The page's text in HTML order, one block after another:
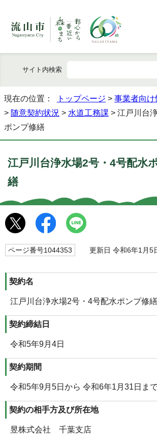
サイト内検索
現在の位置： トップページ > 事業者向け
> 随意契約状況 > 水道工務課 > 江戸川台
ポンプ修繕
江戸川台浄水場2号・4号配水
繕
ページ番号1044353 更新日 令和6年1月5
契約名
江戸川台浄水場2号・4号配水ポンプ修繕
契約締結日
令和5年9月4日
契約期間
令和5年9月5日から 令和6年1月31日ま
契約の相手方及び所在地
昱株式会社 千葉支店